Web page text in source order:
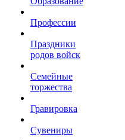
Профессии
Праздники
родов войск
Семейные
торжества
Гравировка
Сувениры